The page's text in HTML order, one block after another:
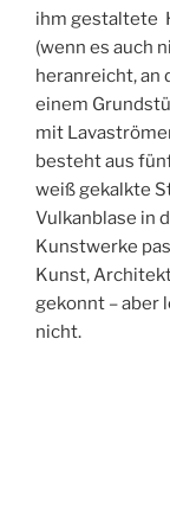
ihm gestaltete
(wenn es auch
heranreicht, an
einem
mit
besteht aus
weiß gekalkte
Vulkanblase in
Kunstwerke
Kunst,
gekonnt – aber
nicht.